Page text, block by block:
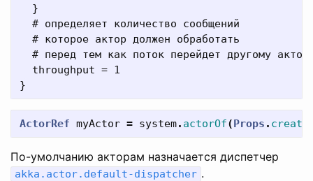
  }
  # определяет количество сообщений
  # которое актор должен обработать
# перед тем как поток перейдет другому
  throughput = 1
ActorRef myActor = system. actorOf(Props . create
По-умолчанию акторам назначается диспетчер
akka.actor.default-dispatcher .